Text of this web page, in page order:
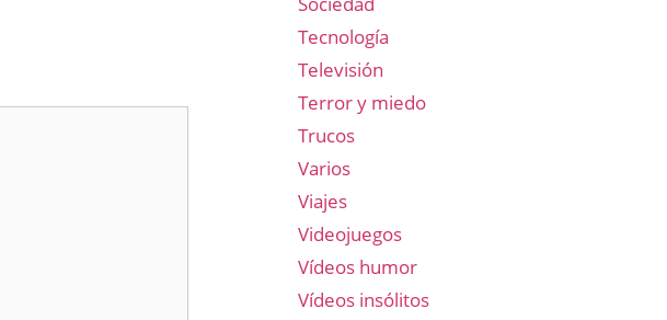
Tecnología
Televisión
Terror y miedo
Trucos
Varios
Viajes
Videojuegos
Vídeos humor
Vídeos insólitos